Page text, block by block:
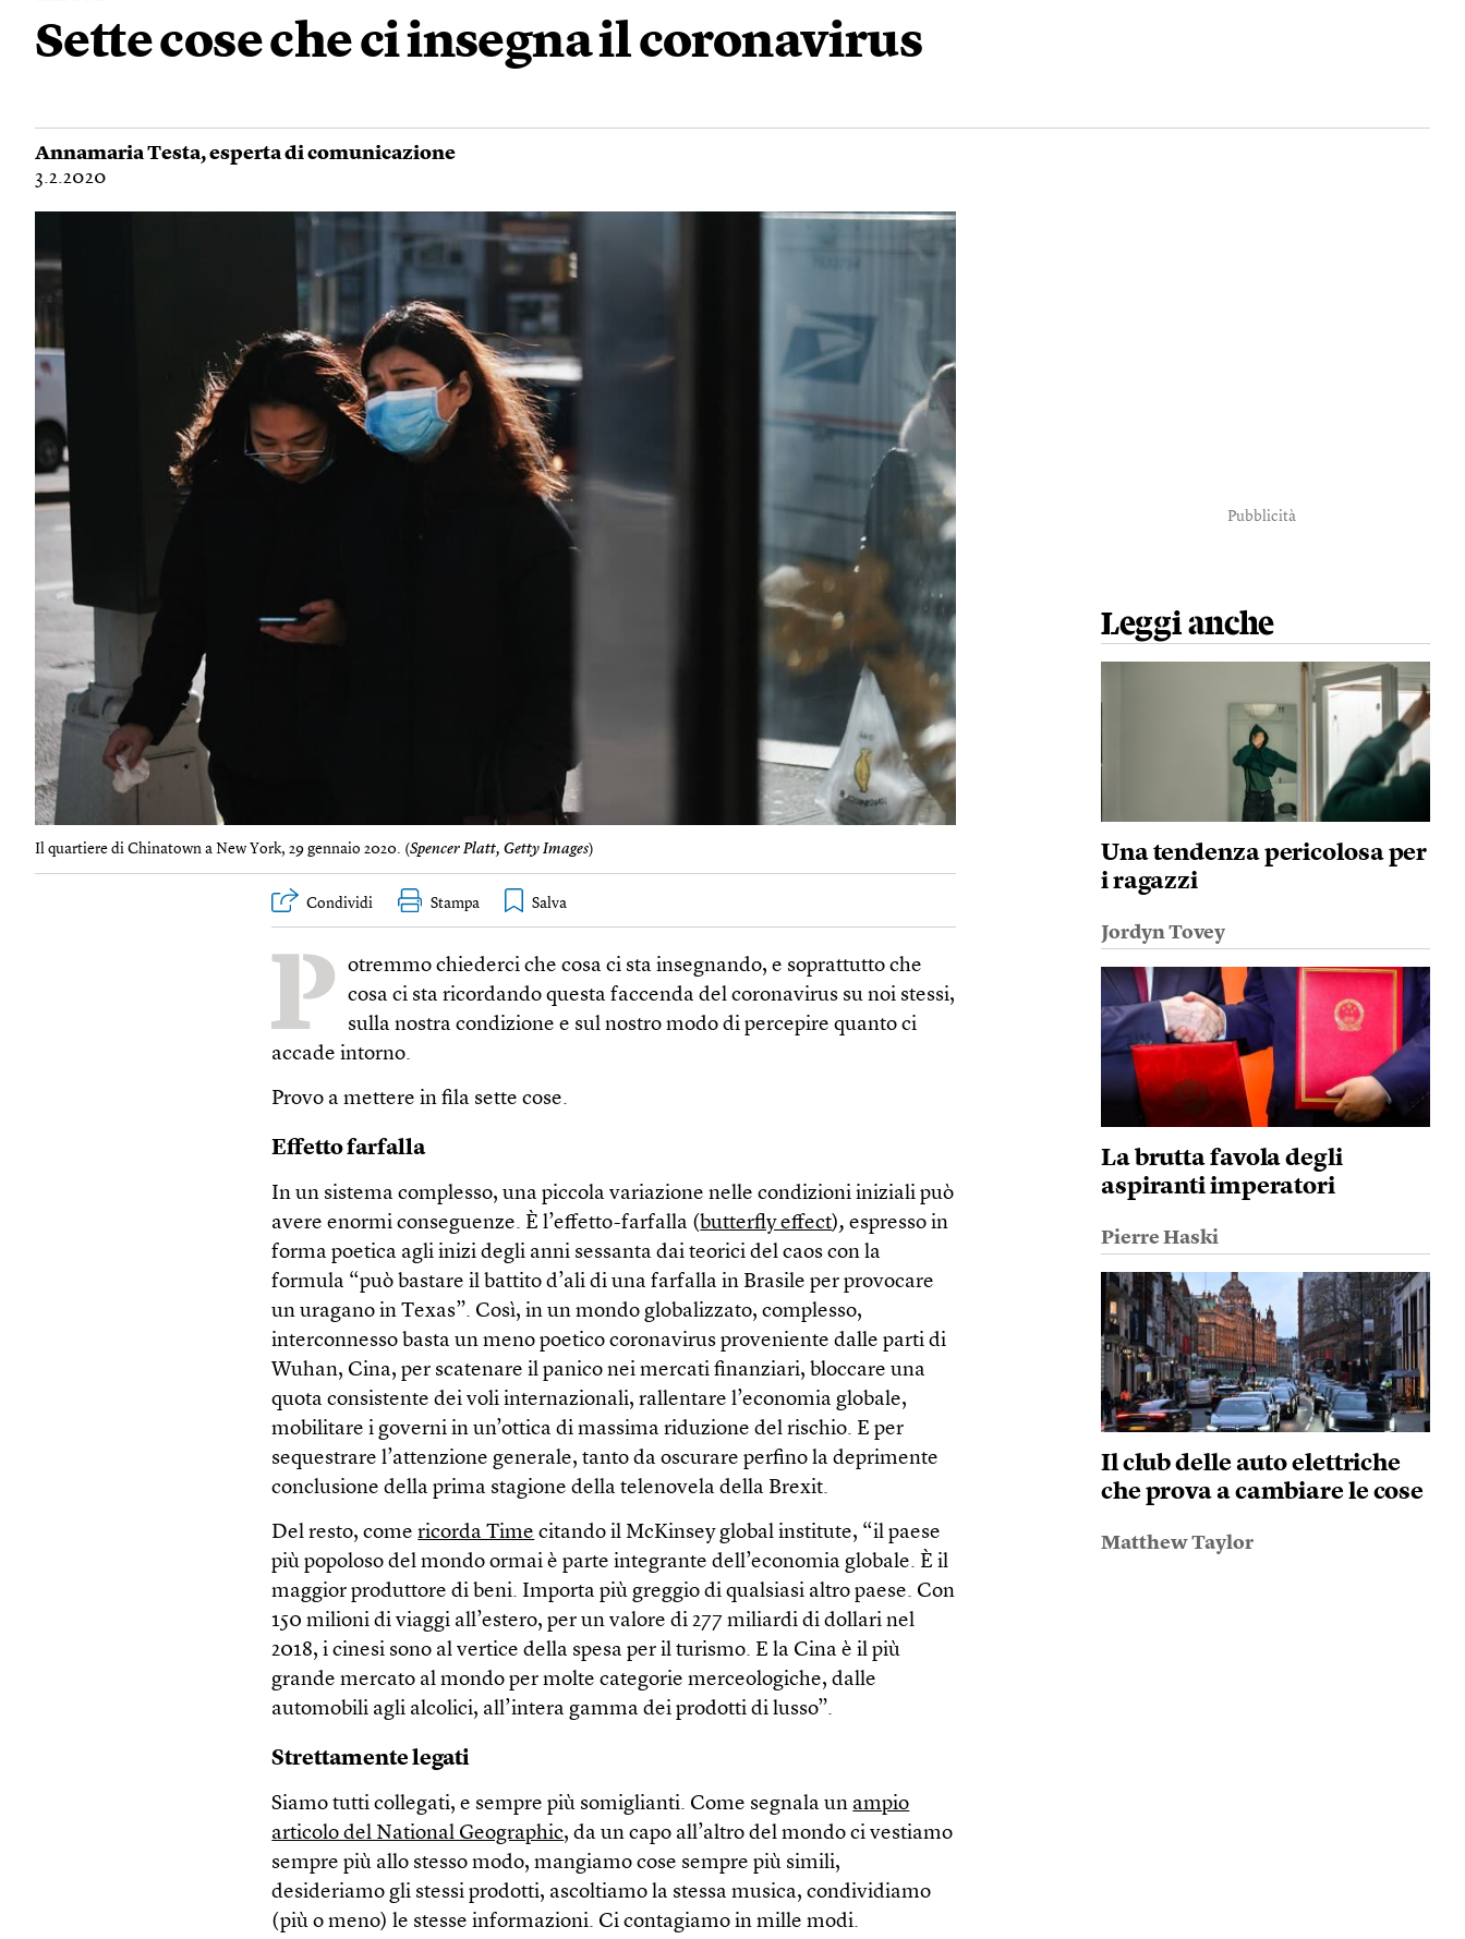
Sette cose che ci insegna il coronavirus
Annamaria Testa, esperta di comunicazione
3.2.2020
Il quartiere di Chinatown a New York, 29 gennaio 2020. (Spencer Platt, Getty Images)
Condividi Stampa
P
otremmo chiederci che cosa ci sta insegnando, e soprattutto che
cosa ci sta ricordando questa faccenda del coronavirus su noi stessi,
sulla nostra condizione e sul nostro modo di percepire quanto ci
accade intorno.
Provo a mettere in fila sette cose.
Effetto farfalla
In un sistema complesso, una piccola variazione nelle condizioni iniziali può
avere enormi conseguenze. È l’effetto-farfalla (butterfly effect), espresso in
forma poetica agli inizi degli anni sessanta dai teorici del caos con la
formula “può bastare il battito d’ali di una farfalla in Brasile per provocare
un uragano in Texas”. Così, in un mondo globalizzato, complesso,
interconnesso basta un meno poetico coronavirus proveniente dalle parti di
Wuhan, Cina, per scatenare il panico nei mercati finanziari, bloccare una
quota consistente dei voli internazionali, rallentare l’economia globale,
mobilitare i governi in un’ottica di massima riduzione del rischio. E per
sequestrare l’attenzione generale, tanto da oscurare perfino la deprimente
conclusione della prima stagione della telenovela della Brexit.
Del resto, comericorda Time citando il McKinsey global institute, “il paese
più popoloso del mondo ormai è parte integrante dell’economia globale. È il
maggior produttore di beni. Importa più greggio di qualsiasi altro paese. Con
150 milioni di viaggi all’estero, per un valore di 277 miliardi di dollari nel
2018, i cinesi sono al vertice della spesa per il turismo. E la Cina è il più
grande mercato al mondo per molte categorie merceologiche, dalle
automobili agli alcolici, all’intera gamma dei prodotti di lusso”.
Strettamente legati
Siamo tutti collegati, e sempre più somiglianti. Come segnala un ampio
articolo del National Geographic, da un capo all’altro del mondo ci vestiamo
sempre più allo stesso modo, mangiamo cose sempre più simili,
desideriamo gli stessi prodotti, ascoltiamo la stessa musica, condividiamo
(più o meno) le stesse informazioni. Ci contagiamo in mille modi.
Pubblicità
Leggi anche
Una tendenza pericolosa per
i ragazzi
Jordyn Tovey
La brutta favola degli
aspiranti imperatori
Pierre Haski
Il club delle auto elettriche
che prova a cambiare le cose
Matthew Taylor